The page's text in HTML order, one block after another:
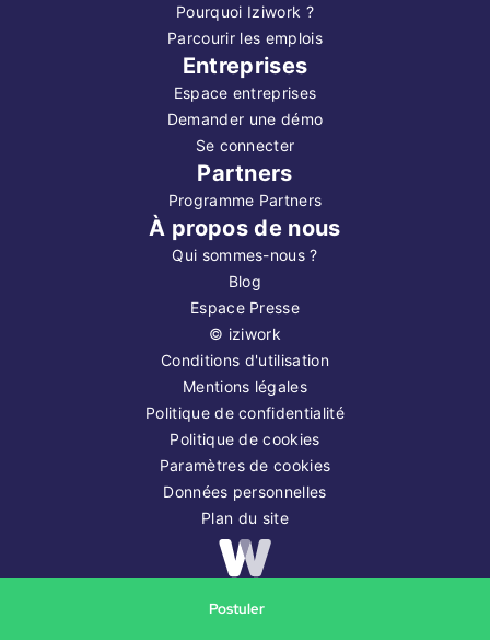
Postuler
Pourquoi Iziwork ?
Parcourir les emplois
Entreprises
Espace entreprises
Demander une démo
Se connecter
Partners
Programme Partners
À propos de nous
Qui sommes-nous ?
Blog
Espace Presse
© iziwork
Conditions d'utilisation
Mentions légales
Politique de confidentialité
Politique de cookies
Paramètres de cookies
Données personnelles
Plan du site